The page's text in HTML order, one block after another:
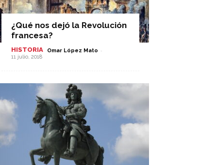
¿Qué nos dejó la Revolución
francesa?
HISTORIA Omar López Mato -
11 julio, 2018